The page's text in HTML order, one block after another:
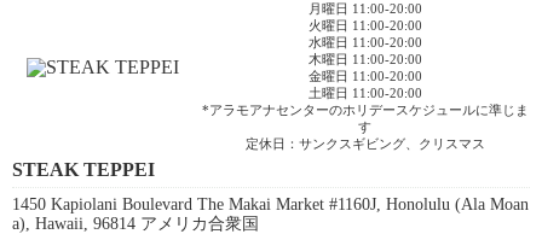
月曜日 11:00-20:00
火曜日 11:00-20:00
水曜日 11:00-20:00
木曜日 11:00-20:00
金曜日 11:00-20:00
土曜日 11:00-20:00
*アラモアナセンターのホリデースケジュールに準じま
す
定休日：サンクスギビング、クリスマス
STEAK TEPPEI
1450 Kapiolani Boulevard The Makai Market #1160J, Honolulu (Ala Moan
a), Hawaii, 96814 アメリカ合衆国